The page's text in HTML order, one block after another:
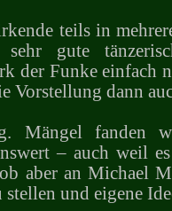
teils in
sehr gute
der Funke einfach
Vorstellung dann
Mängel fanden
– auch weil
aber an Michael
stellen und eigene